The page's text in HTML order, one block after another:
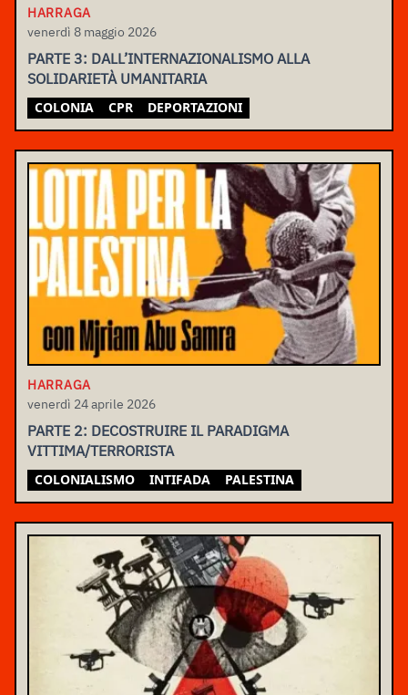
HARRAGA
venerdì 8 maggio 2026
PARTE 3: DALL’INTERNAZIONALISMO ALLA
SOLIDARIETÀ UMANITARIA
COLONIA CPR DEPORTAZIONI
HARRAGA
venerdì 24 aprile 2026
PARTE 2: DECOSTRUIRE IL PARADIGMA
VITTIMA/TERRORISTA
COLONIALISMO INTIFADA PALESTINA